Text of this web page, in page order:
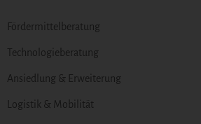
Fördermittelberatung
Technologieberatung
Ansiedlung & Erweiterung
Logistik & Mobilität